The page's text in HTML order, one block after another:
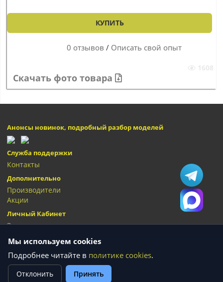
КУПИТЬ
0 отзывов / Описать свой опыт
Скачать фото товара
Анонсы новинок, подробный разбор моделей
Служба поддержки
Контакты
Дополнительно
Производители
Акции
Личный Кабинет
Закладки
Сумки "Олива" © 2026
Текущее состояние cookie:не выбрано
Мы используем cookies
Подробнее читайте в политике cookies.
Отклонить Принять